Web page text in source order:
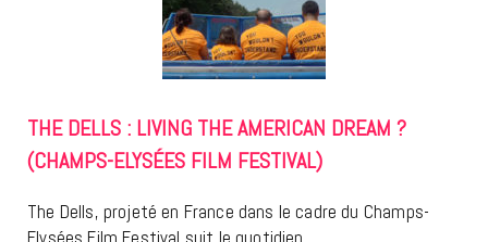
THE DELLS : LIVING THE AMERICAN DREAM ?
(CHAMPS-ELYSÉES FILM FESTIVAL)
The Dells, projeté en France dans le cadre du Champs-